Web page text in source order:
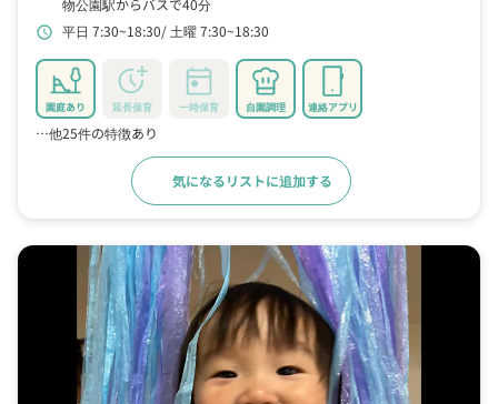
物公園駅からバスで40分
schedule 平日 7:30~18:30 土曜 7:30~18:30
園庭あり 延長保育 一時保育 自園調理 連絡アプリ
…他25件の特徴あり
気になるリストに追加する